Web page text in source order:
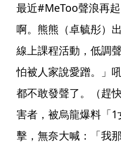
最近#MeToo聲浪再
啊。熊熊（卓毓彤）
線上課程活動，低調
怕被人家說愛蹭。」
都不敢發聲了。（趕
害者，被烏龍爆料「
擊，無奈大喊：「我